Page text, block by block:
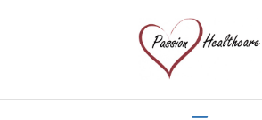
HOME